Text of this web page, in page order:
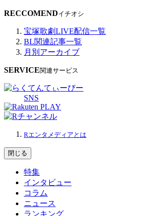
RECCOMENDイチオシ
宝塚歌劇LIVE配信一覧
BL関連記事一覧
月別アーカイブ
SERVICE関連サービス
SNS
Rエンタメディアとは
閉じる
特集
インタビュー
コラム
ニュース
ランキング